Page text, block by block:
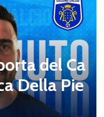
del Ca
Della Pie